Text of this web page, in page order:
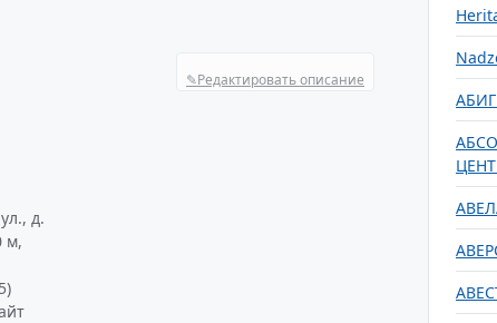
✎Редактировать описание
д.
м,